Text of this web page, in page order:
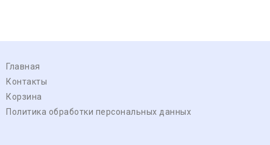
Главная
Контакты
Корзина
Политика обработки персональных данных